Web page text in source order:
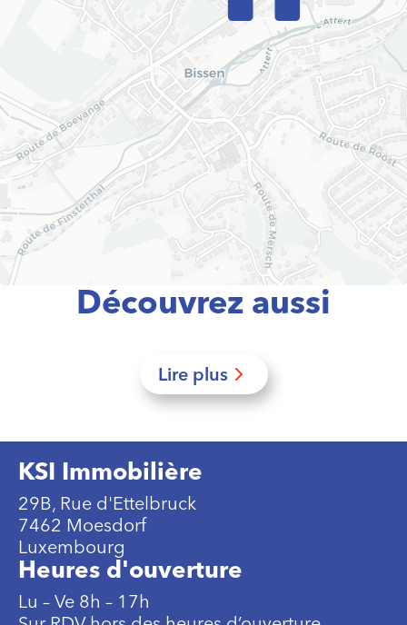
Découvrez aussi
Lire plus
KSI Immobilière
29B, Rue d'Ettelbruck
7462 Moesdorf
Luxembourg
Heures d'ouverture
Lu – Ve 8h – 17h